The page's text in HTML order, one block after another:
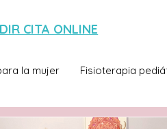
CITA ONLINE
la mujer Fisioterapia